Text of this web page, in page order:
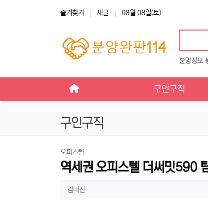
즐겨찾기 새글 08월 08일(토)
분양정보
구인구직
구인구직
오피스텔
역세권 오피스텔 더써밋590
작성자 정보
김대진